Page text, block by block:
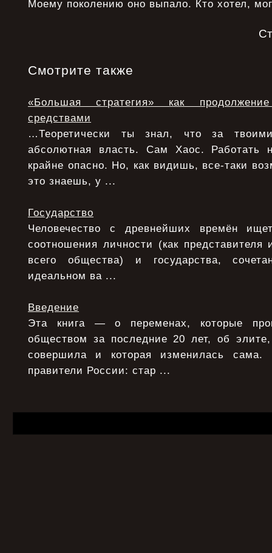
Моему поколению оно выпало. Кто хотел,
Смотрите также
«Большая стратегия» как
средствами
…Теоретически ты знал, что за
абсолютная власть. Сам Хаос. Работать
крайне опасно. Но, как видишь, все-таки
это знаешь, у ...
Государство
Человечество с древнейших времён
соотношения личности (как представителя
всего общества) и государства,
идеальном ва ...
Введение
Эта книга — о переменах, которые
обществом за последние 20 лет, об
совершила и которая изменилась
правители России: стар ...